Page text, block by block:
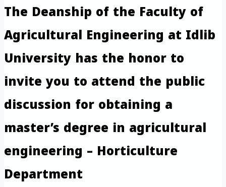
The Deanship of the Faculty of
Agricultural Engineering at Idlib
University has the honor to
invite you to attend the public
discussion for obtaining a
master’s degree in agricultural
engineering – Horticulture
Department